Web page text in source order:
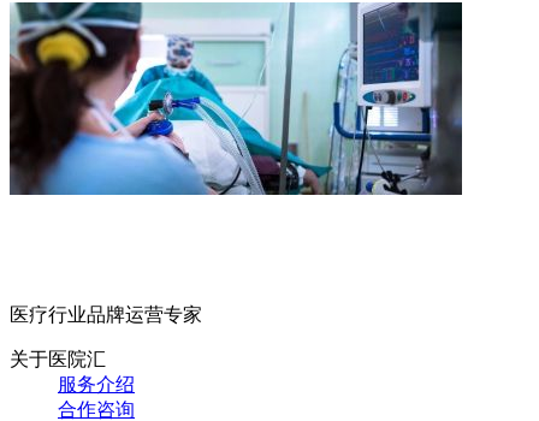
医疗行业品牌运营专家
关于医院汇
服务介绍
合作咨询